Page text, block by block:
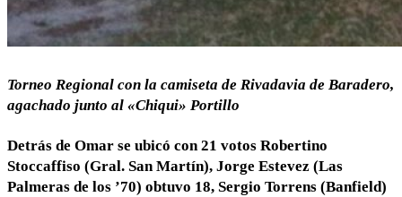
Torneo Regional con la camiseta de Rivadavia de Baradero,
agachado junto al «Chiqui» Portillo
Detrás de Omar se ubicó con 21 votos Robertino
Stoccaffiso (Gral. San Martín), Jorge Estevez (Las
Palmeras de los ’70) obtuvo 18, Sergio Torrens (Banfield)